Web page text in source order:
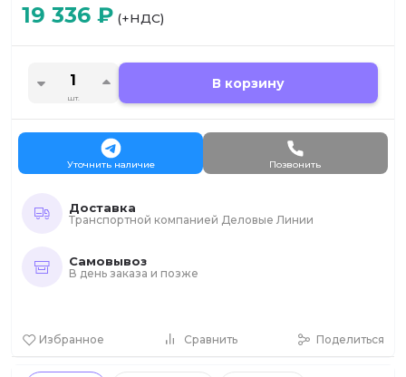
Избранное Сравнить Поделиться
19 336 ₽ (+НДС)
шт.
В корзину
Уточнить наличие Позвонить
Доставка
Транспортной компанией Деловые Линии
Самовывоз
В день заказа и позже